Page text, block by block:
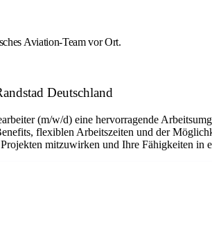
Aviation-Team vor Ort.
Deutschland
(m/w/d) eine hervorragende
flexiblen Arbeitszeiten und der
mitzuwirken und Ihre Fähigkeiten in